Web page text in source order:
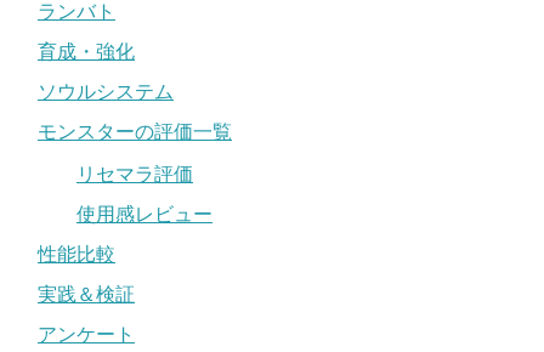
ランバト
育成・強化
ソウルシステム
モンスターの評価一覧
リセマラ評価
使用感レビュー
性能比較
実践＆検証
アンケート